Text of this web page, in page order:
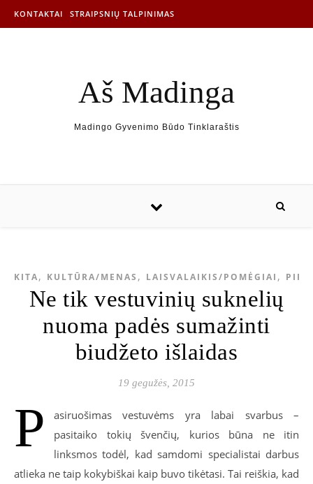
KONTAKTAI STRAIPSNIŲ TALPINIMAS
Aš Madinga
Madingo Gyvenimo Būdo Tinklaraštis
KITA, KULTŪRA/MENAS , LAISVALAIKIS/POMĖGIAI ,
Ne tik vestuvinių suknelių
nuoma padės sumažinti
biudžeto išlaidas
19 gegužės, 2015
P
asiruošimas vestuvėms yra labai svarbus –
pasitaiko tokių švenčių, kurios būna ne itin
linksmos todėl, kad samdomi specialistai darbus
atlieka ne taip kokybiškai kaip buvo tikėtasi. Tai reiškia, kad